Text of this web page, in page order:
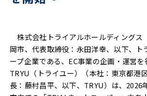
株式会社トライアルホールディングス
岡市、代表取締役：永田洋幸、以下、ト
ープ企業である、EC事業の企画・運営
TRYU（トライユー）（本社：東京都港
長：藤村昌平、以下、TRYU）は、2026